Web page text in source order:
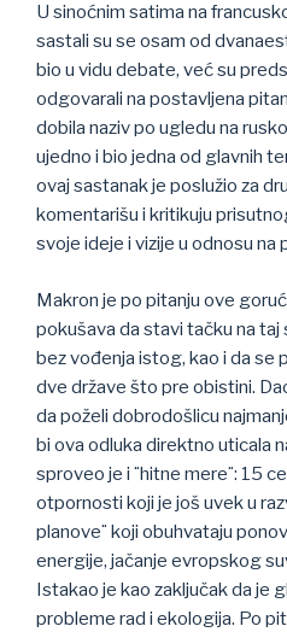
U sinoćnim satima na
sastali su se osam od
bio u vidu debate, već su
odgovarali na postavljena
dobila naziv po ugledu na
ujedno i bio jedna od glavnih
ovaj sastanak je poslužio za
komentarišu i kritikuju
svoje ideje i vizije u odnosu na
Makron je po pitanju ove
pokušava da stavi tačku na taj
bez vođenja istog, kao i da se
dve države što pre obistini.
da poželi dobrodošlicu
bi ova odluka direktno uticala
sproveo je i ¨hitne mere¨: 15
otpornosti koji je još uvek u
planove¨ koji obuhvataju
energije, jačanje evropskog
Istakao je kao zaključak da je
probleme rad i ekologija. Po